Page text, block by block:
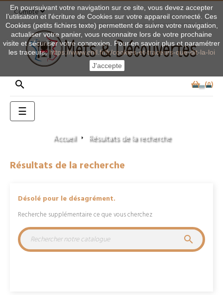
Compte
 0
Basculer
la
navigation
☰
Accueil Résultats de la recherche
Résultats de la recherche
Désolé pour le désagrément.
Recherche supplémentaire ce que vous cherchez

En poursuivant votre navigation sur ce site, vous devez accepter
l’utilisation et l'écriture de Cookies sur votre appareil connecté. Ces
Cookies (petits fichiers texte) permettent de suivre votre navigation,
actualiser votre panier, vous reconnaitre lors de votre prochaine
visite et sécuriser votre connexion. Pour en savoir plus et paramétrer
les traceurs: https://www.cnil.fr/fr/cookies-et-traceurs-que-dit-la-loi
J'accepte